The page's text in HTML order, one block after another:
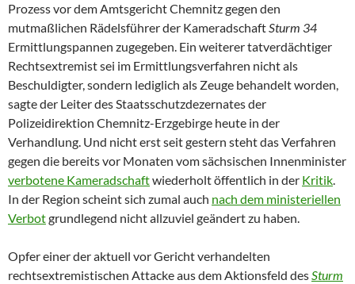
Prozess vor dem Amtsgericht Chemnitz gegen den
mutmaßlichen Rädelsführer der KameradschaftSturm 34
Ermittlungspannen zugegeben. Ein weiterer tatverdächtiger
Rechtsextremist sei im Ermittlungsverfahren nicht als
Beschuldigter, sondern lediglich als Zeuge behandelt worden,
sagte der Leiter des Staatsschutzdezernates der
Polizeidirektion Chemnitz-Erzgebirge heute in der
Verhandlung. Und nicht erst seit gestern steht das Verfahren
gegen die bereits vor Monaten vom sächsischen Innenminister
verbotene Kameradschaftwiederholt öffentlich in der Kritik.
In der Region scheint sich zumal auch nach dem ministeriellen
Verbotgrundlegend nicht allzuviel geändert zu haben.
Opfer einer der aktuell vor Gericht verhandelten
rechtsextremistischen Attacke aus dem Aktionsfeld desSturm